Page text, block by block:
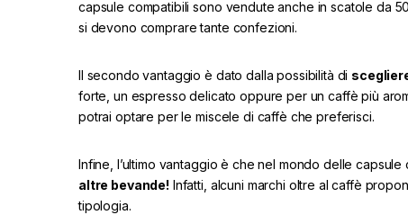
capsule compatibili sono vendute anche in scatole da
si devono comprare tante confezioni.
Il secondo vantaggio è dato dalla possibilità di
forte, un espresso delicato oppure per un caffè più
potrai optare per le miscele di caffè che preferisci.
Infine, l’ultimo vantaggio è che nel mondo delle
altre bevande! Infatti, alcuni marchi oltre al caffè
tipologia.